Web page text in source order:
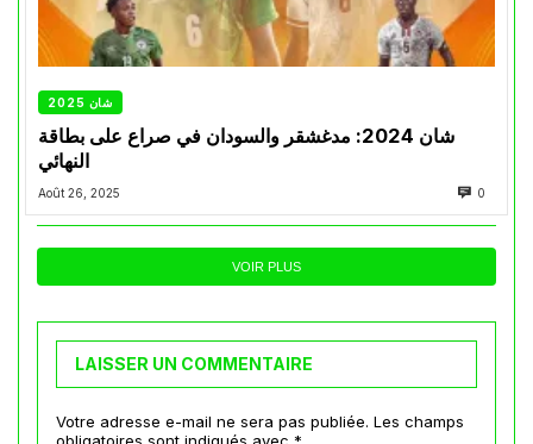
شان 2025
شان 2024: مدغشقر والسودان في صراع على بطاقة
النهائي
Août 26, 2025 0
VOIR PLUS
LAISSER UN COMMENTAIRE
Votre adresse e-mail ne sera pas publiée. Les champs